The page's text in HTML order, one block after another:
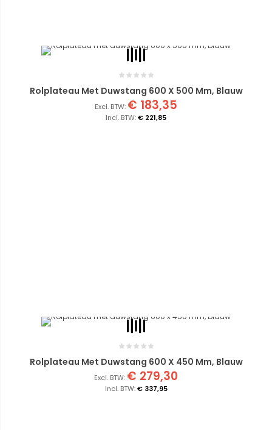
Rolplateau Met Duwstang 600 X 500 Mm, Blauw
€ 221,85
€ 183,35
Rolplateau Met Duwstang 600 X 450 Mm, Blauw
€ 337,95
€ 279,30